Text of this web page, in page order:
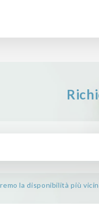
la disponibilità più